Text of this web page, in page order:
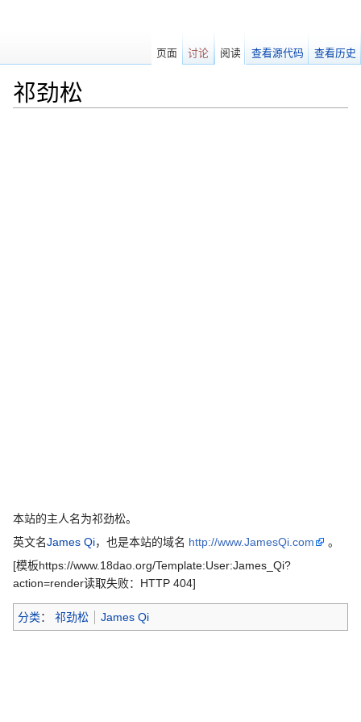
祁劲松
本站的主人名为祁劲松。
英文名James Qi，也是本站的域名 http://www.JamesQi.com
。
[模板https://www.18dao.org/Template:User:James_Qi?
action=render读取失败：HTTP 404]
分类： 祁劲松 James Qi
页面 讨论 阅读 查看源代码 查看历史